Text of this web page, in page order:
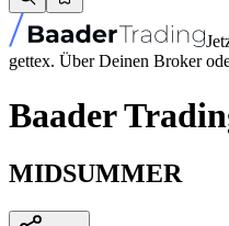
gettex. Über Deinen Broker
Baader
MIDSUMMER